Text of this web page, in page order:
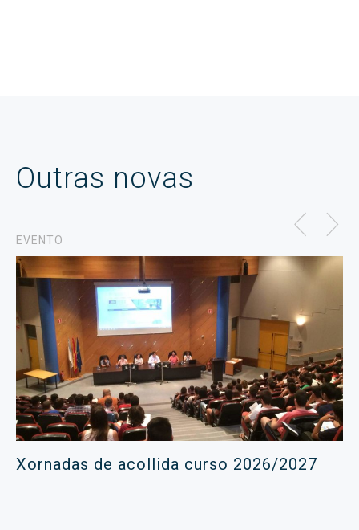
Outras novas
EVENTO
Xornadas de acollida curso 2026/2027